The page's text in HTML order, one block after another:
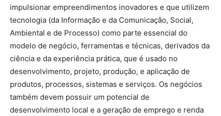
impulsionar empreendimentos inovadores e que utilizem
tecnologia (da Informação e da Comunicação, Social,
Ambiental e de Processo) como parte essencial do
modelo de negócio, ferramentas e técnicas, derivados da
ciência e da experiência prática, que é usado no
desenvolvimento, projeto, produção, e aplicação de
produtos, processos, sistemas e serviços. Os negócios
também devem possuir um potencial de
desenvolvimento local e a geração de emprego e renda